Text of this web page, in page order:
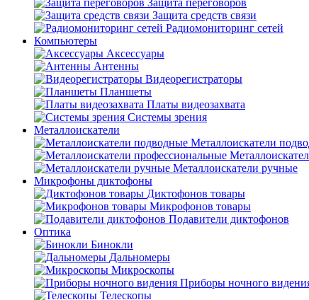
Защита переговоров
Защита средств связи
Радиомониторинг сетей
Компьютеры
Аксессуары
Антенны
Видеорегистраторы
Планшеты
Платы видеозахвата
Системы зрения
Металлоискатели
Металлоискатели
Металлоискатели ручные
Микрофоны диктофоны
Диктофонов товары
Микрофонов товары
Подавители диктофонов
Оптика
Бинокли
Дальномеры
Микроскопы
Приборы ночного
Телескопы